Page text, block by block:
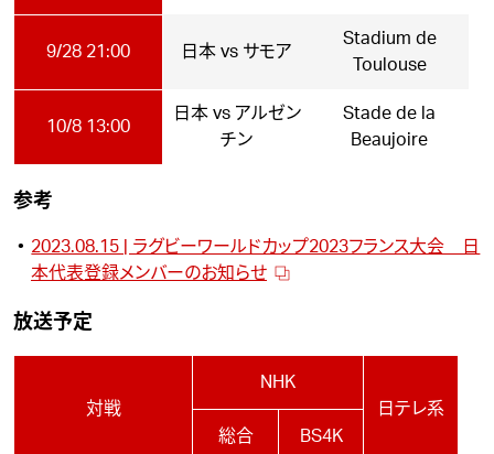
9/28 21:00 日本 vs サモア
Stadium de
Toulouse
10/8 13:00
日本 vs アルゼン
チン
Stade de la
Beaujoire
参考
2023.08.15 | ラグビーワールドカップ2023フランス大会 日
本代表登録メンバーのお知らせ
放送予定
対戦
NHK
日テレ系
総合
BS4K